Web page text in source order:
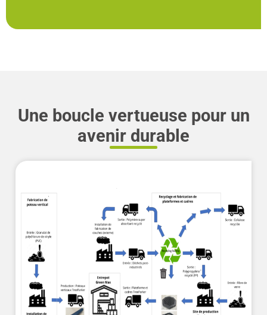
Une boucle vertueuse pour un
avenir durable